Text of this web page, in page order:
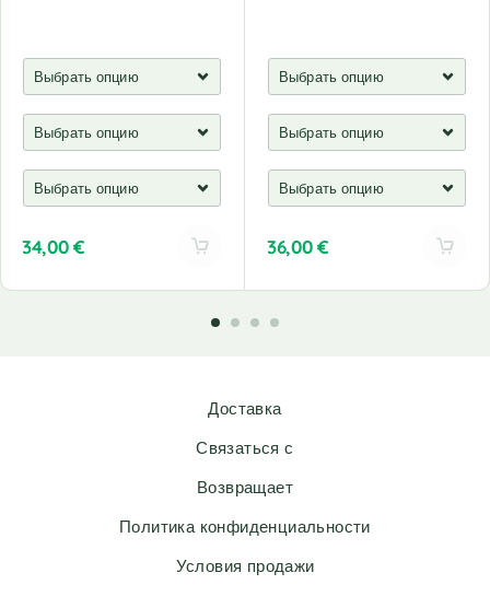
34,00€ 36,00€
t
a
v
:
Доставка
Связаться с
Возвращает
Политика конфиденциальности
Условия продажи